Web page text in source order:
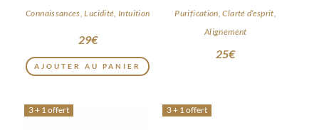
Connaissances, Lucidité, Intuition
29€
AJOUTER AU PANIER
Purification, Clarté d’esprit,
Alignement
25€
3 + 1 offert 3 + 1 offert